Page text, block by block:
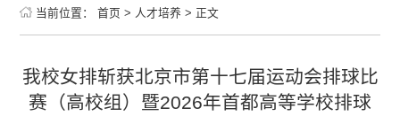
当前位置： 首页 > 人才培养 > 正文
我校女排斩获北京市第十七届运动会排球比
赛（高校组）暨2026年首都高等学校排球